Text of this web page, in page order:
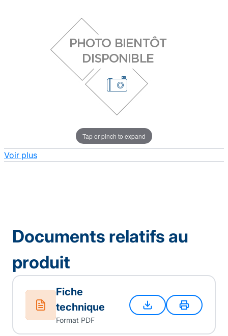
Tap or pinch to expand
Voir plus
Documents relatifs au
produit
Fiche
technique
Format PDF